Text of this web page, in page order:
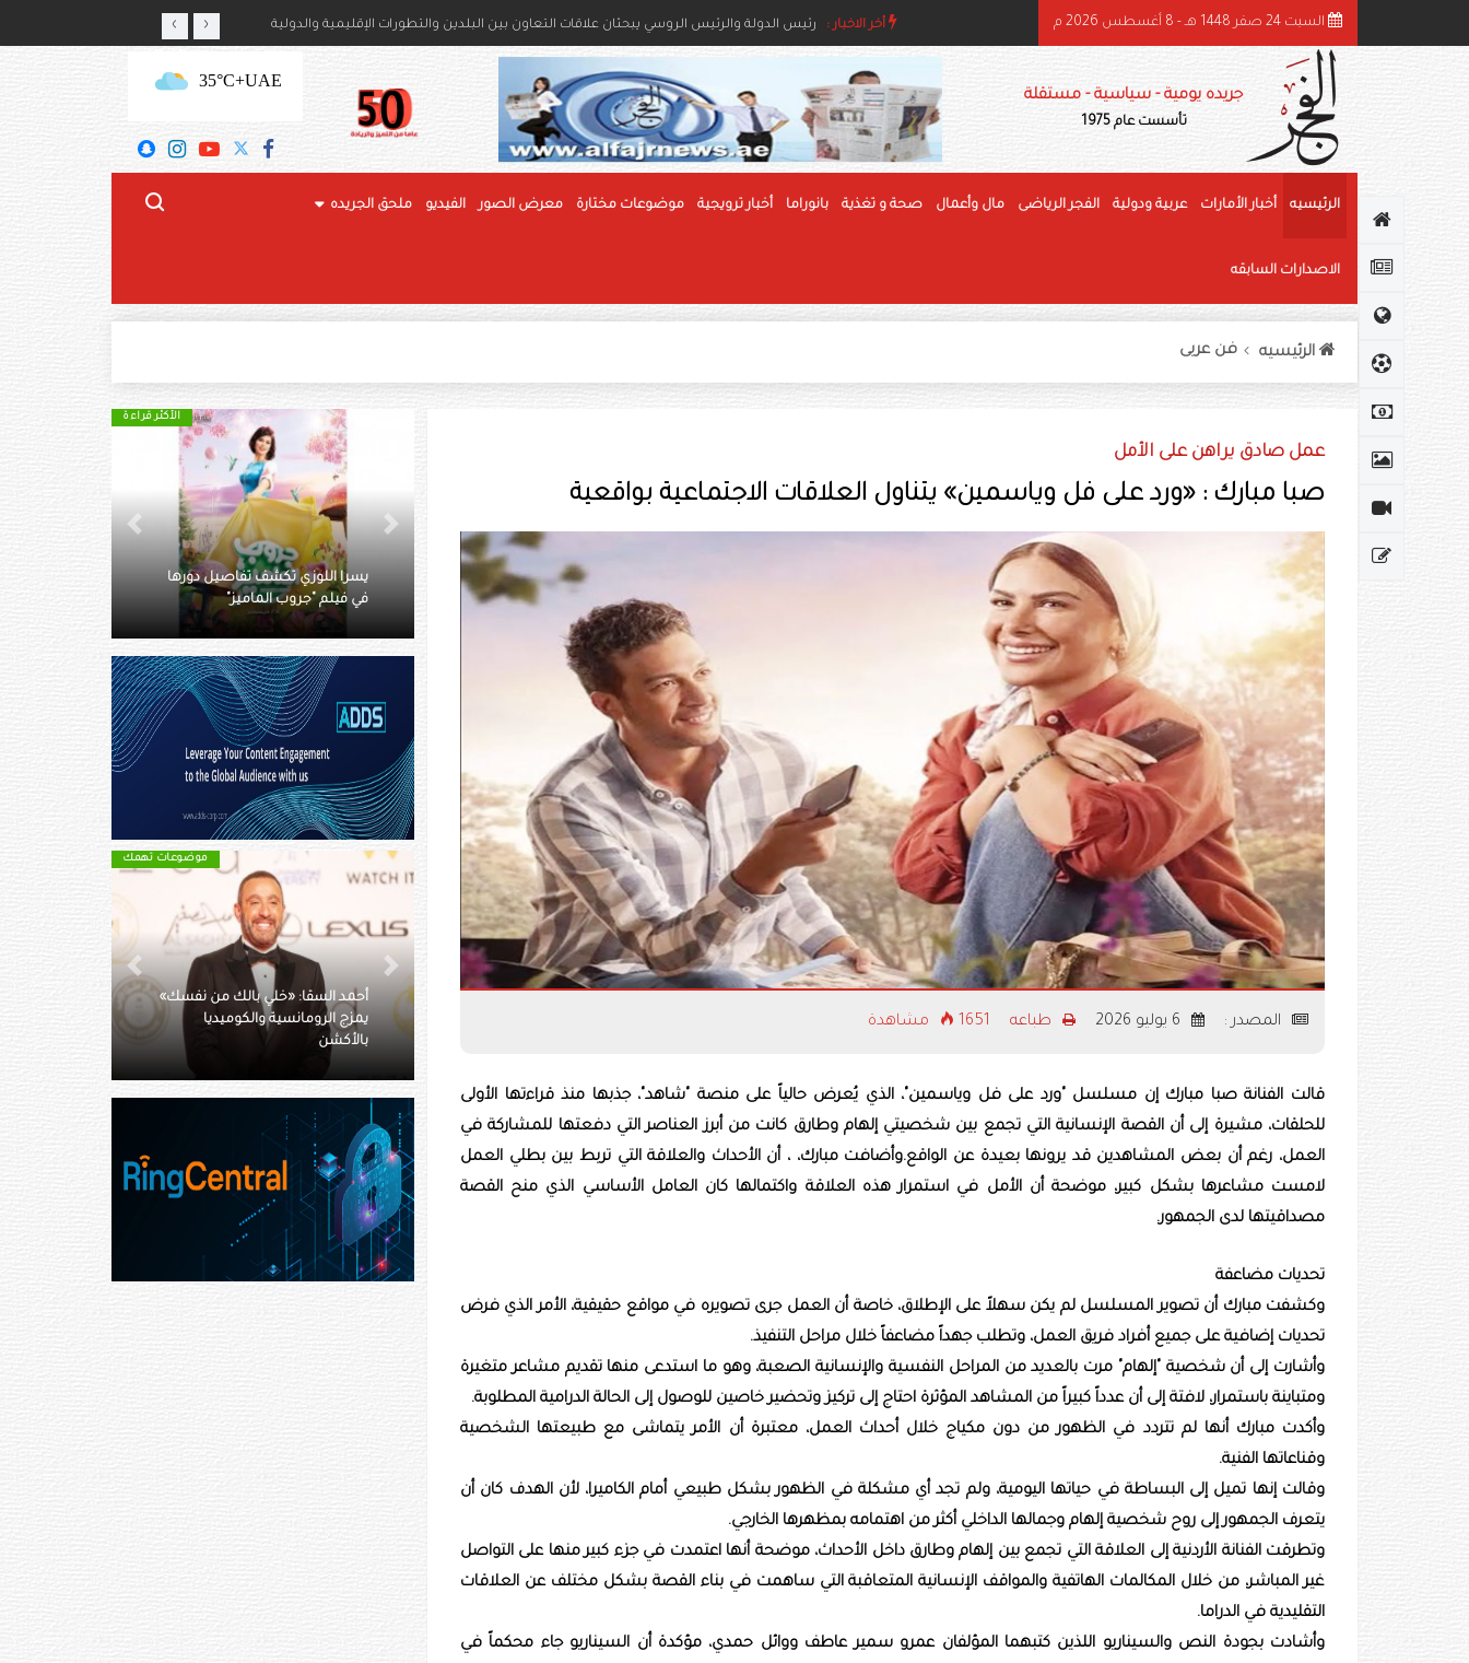
أخر الاخبار : رئيس الدولة ونائباه يعزون خادم الحرمين بوفاة والدة الأمير حمود بن سعود بن عبدالعزيز آل سعود الدولة ونائباه يهنئون رئيس كوت ديفوار بذكرى استقلال بلاده ‹ › السبت 24 صفر 1448 هـ - 8 أغسطس 2026 م
جريده يومية - سياسية - مستقلة
تأسست عام 1975
UAE
+35°C
الرئيسيه أخبار الأمارات عربية ودولية الفجر الرياضى مال وأعمال صحة و تغذية بانوراما أخبار ترويجية موضوعات مختارة معرض الصور الفيديو ملحق الجريده
الاصدارات السابقه
الرئيسيه فن عربى
عمل صادق يراهن على الأمل
صبا مبارك : «ورد على فل وياسمين» يتناول العلاقات الاجتماعية بواقعية
المصدر : طباعه 1651 مشاهدة
قالت الفنانة صبا مبارك إن مسلسل "ورد على فل وياسمين"، الذي يُعرض حالياً على منصة "شاهد"، جذبها منذ قراءتها الأولى
للحلقات، مشيرة إلى أن القصة الإنسانية التي تجمع بين شخصيتي إلهام وطارق كانت من أبرز العناصر التي دفعتها للمشاركة في
العمل، رغم أن بعض المشاهدين قد يرونها بعيدة عن الواقع.وأضافت مبارك، ، أن الأحداث والعلاقة التي تربط بين بطلي العمل
لامست مشاعرها بشكل كبير، موضحة أن الأمل في استمرار هذه العلاقة واكتمالها كان العامل الأساسي الذي منح القصة
مصداقيتها لدى الجمهور.
تحديات مضاعفة
وكشفت مبارك أن تصوير المسلسل لم يكن سهلاً على الإطلاق، خاصة أن العمل جرى تصويره في مواقع حقيقية، الأمر الذي فرض
تحديات إضافية على جميع أفراد فريق العمل، وتطلب جهداً مضاعفاً خلال مراحل التنفيذ.
وأشارت إلى أن شخصية "إلهام" مرت بالعديد من المراحل النفسية والإنسانية الصعبة، وهو ما استدعى منها تقديم مشاعر متغيرة
ومتباينة باستمرار، لافتة إلى أن عدداً كبيراً من المشاهد المؤثرة احتاج إلى تركيز وتحضير خاصين للوصول إلى الحالة الدرامية المطلوبة.
وأكدت مبارك أنها لم تتردد في الظهور من دون مكياج خلال أحداث العمل، معتبرة أن الأمر يتماشى مع طبيعتها الشخصية
وقناعاتها الفنية.
وقالت إنها تميل إلى البساطة في حياتها اليومية، ولم تجد أي مشكلة في الظهور بشكل طبيعي أمام الكاميرا، لأن الهدف كان أن
يتعرف الجمهور إلى روح شخصية إلهام وجمالها الداخلي أكثر من اهتمامه بمظهرها الخارجي.
وتطرقت الفنانة الأردنية إلى العلاقة التي تجمع بين إلهام وطارق داخل الأحداث، موضحة أنها اعتمدت في جزء كبير منها على التواصل
غير المباشر، من خلال المكالمات الهاتفية والمواقف الإنسانية المتعاقبة التي ساهمت في بناء القصة بشكل مختلف عن العلاقات
التقليدية في الدراما.
وأشادت بجودة النص والسيناريو اللذين كتبهما المؤلفان عمرو سمير عاطف ووائل حمدي، مؤكدة أن السيناريو جاء محكماً في
الأكثر قراءة
دارين حمزة: لست مع الكمّ بل مع
النوع
Previous
Next
موضوعات تهمك
يارا السكرى عن «صقر وكناريا»:
خطوة هامة في مشواري السينمائي
Previous
Next